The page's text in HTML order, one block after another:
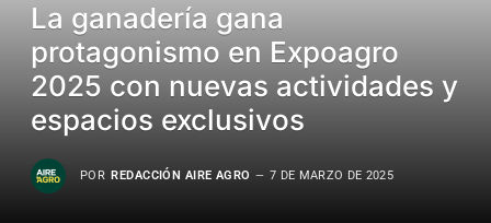
La ganadería gana
protagonismo en Expoagro
2025 con nuevas actividades y
espacios exclusivos
POR REDACCIÓN AIRE AGRO 7 DE MARZO DE 2025